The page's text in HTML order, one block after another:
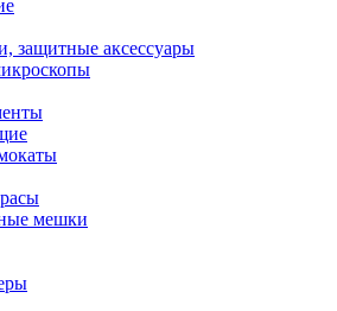
защитные аксессуары
мешки